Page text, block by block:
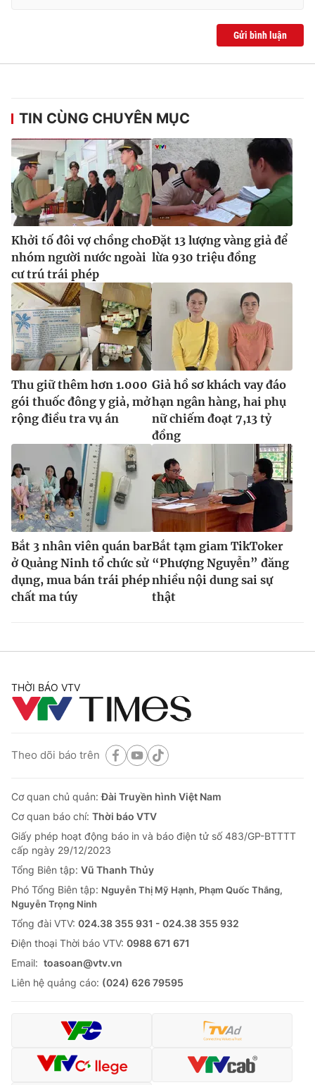
Gửi bình luận
TIN CÙNG CHUYÊN MỤC
Khởi tố đôi vợ chồng cho
nhóm người nước ngoài
cư trú trái phép
Đặt 13 lượng vàng giả để
lừa 930 triệu đồng
Thu giữ thêm hơn 1.000
gói thuốc đông y giả, mở
rộng điều tra vụ án
Giả hồ sơ khách vay đáo
hạn ngân hàng, hai phụ
nữ chiếm đoạt 7,13 tỷ
đồng
Bắt 3 nhân viên quán bar
ở Quảng Ninh tổ chức sử
dụng, mua bán trái phép
chất ma túy
Bắt tạm giam TikToker
“Phượng Nguyễn” đăng
nhiều nội dung sai sự
thật
THỜI BÁO VTV
Theo dõi báo trên
Cơ quan chủ quản:Đài Truyền hình Việt Nam
Cơ quan báo chí: Thời báo VTV
Giấy phép hoạt động báo in và báo điện tử số 483/GP-BTTTT
cấp ngày 29/12/2023
Tổng Biên tập: Vũ Thanh Thủy
Phó Tổng Biên tập: Nguyễn Thị Mỹ Hạnh, Phạm Quốc Thắng,
Nguyễn Trọng Ninh
Tổng đài VTV: 024.38 355 931 - 024.38 355 932
Ðiện thoại Thời báo VTV: 0988 671 671
Email: toasoan@vtv.vn
Liên hệ quảng cáo: (024) 626 79595